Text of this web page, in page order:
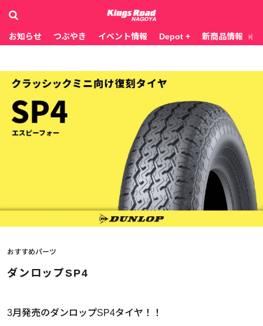
お知らせ つぶやき イベント情報 Depot + 新商品情報
おすすめパーツ
ダンロップSP4
3月発売のダンロップSP4タイヤ！！